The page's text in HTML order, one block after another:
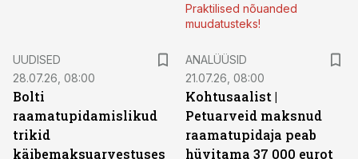
Praktilised nõuanded
muudatusteks!
UUDISED
28.07.26, 08:00
Bolti
raamatupidamislikud
trikid
käibemaksuarvestuses
ANALÜÜSID
21.07.26, 08:00
Kohtusaalist |
Petuarveid maksnud
raamatupidaja peab
hüvitama 37 000 eurot